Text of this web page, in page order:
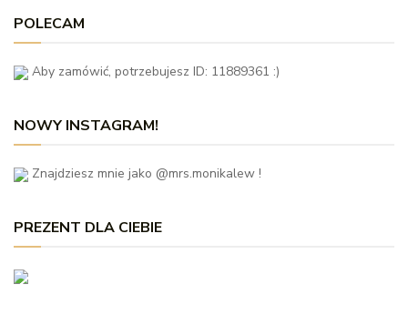
POLECAM
Aby zamówić, potrzebujesz ID: 11889361 :)
NOWY INSTAGRAM!
Znajdziesz mnie jako @mrs.monikalew !
PREZENT DLA CIEBIE